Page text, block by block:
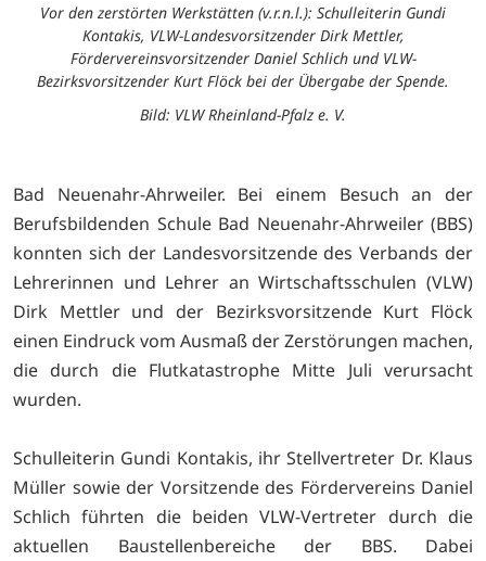
Vor den zerstörten Werkstätten (v.r.n.l.): Schulleiterin Gundi
Kontakis, VLW-Landesvorsitzender Dirk Mettler,
Fördervereinsvorsitzender Daniel Schlich und VLW-
Bezirksvorsitzender Kurt Flöck bei der Übergabe der Spende.
Bild: VLW Rheinland-Pfalz e. V.
Bad Neuenahr-Ahrweiler. Bei einem Besuch an der
Berufsbildenden Schule Bad Neuenahr-Ahrweiler (BBS)
konnten sich der Landesvorsitzende des Verbands der
Lehrerinnen und Lehrer an Wirtschaftsschulen (VLW)
Dirk Mettler und der Bezirksvorsitzende Kurt Flöck
einen Eindruck vom Ausmaß der Zerstörungen machen,
die durch die Flutkatastrophe Mitte Juli verursacht
wurden.
Schulleiterin Gundi Kontakis, ihr Stellvertreter Dr. Klaus
Müller sowie der Vorsitzende des Fördervereins Daniel
Schlich führten die beiden VLW-Vertreter durch die
aktuellen Baustellenbereiche der BBS. Dabei